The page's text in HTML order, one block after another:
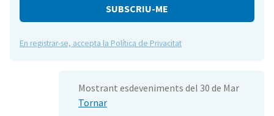
En registrar-se, accepta la Política de Privacitat
Mostrant esdeveniments del 30 de Mar
Tornar